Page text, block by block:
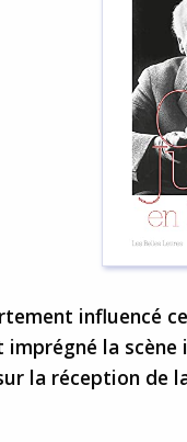
influencé
la
la réception de